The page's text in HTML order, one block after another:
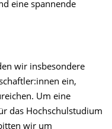
eine spannende
wir insbesondere
ein,
Um eine
das Hochschulstudium
wir um